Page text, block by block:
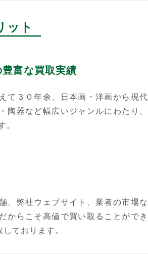
ット
富な買取実績
て３０年余、日本画・洋画から現代
陶器など幅広いジャンルにわたり、
。
、弊社ウェブサイト、業者の市場な
からこそ高値で買い取ることができ
ております。